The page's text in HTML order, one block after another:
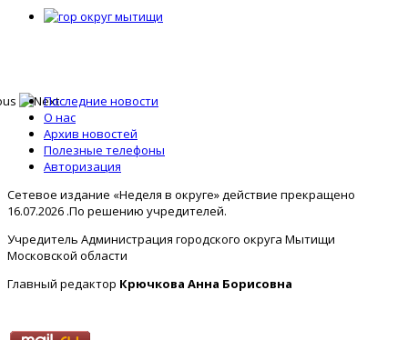
Последние новости
О нас
Архив новостей
Полезные телефоны
Авторизация
Сетевое издание «Неделя в округе» действие прекращено
16.07.2026 .По решению учредителей.
Учредитель Администрация городского округа Мытищи
Московской области
Главный редактор Крючкова Анна Борисовна